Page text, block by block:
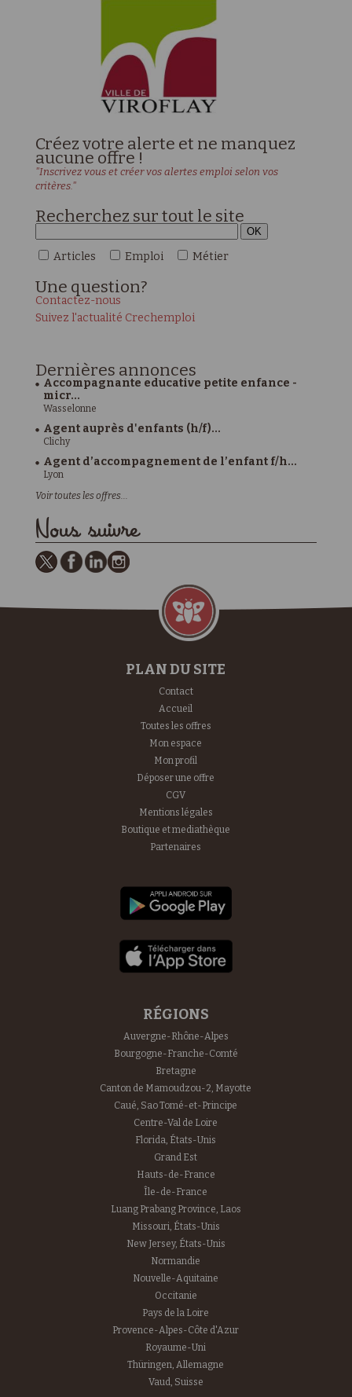
Créez votre alerte et ne manquez
aucune offre !
"Inscrivez vous et créer vos alertes emploi selon vos
critères."
Recherchez sur tout le site
Articles Emploi Métier
Une question?
Contactez-nous
Suivez l'actualité Crechemploi
Dernières annonces
Accompagnante educative petite enfance -
micr...
Wasselonne
Agent auprès d'enfants (h/f)...
Clichy
Agent d’accompagnement de l’enfant f/h...
Lyon
Voir toutes les offres...
Nous suivre
PLAN DU SITE
Contact
Accueil
Toutes les offres
Mon espace
Mon profil
Déposer une offre
CGV
Mentions légales
Boutique et mediathèque
Partenaires
RÉGIONS
Auvergne-Rhône-Alpes
Bourgogne-Franche-Comté
Bretagne
Canton de Mamoudzou-2, Mayotte
Caué, Sao Tomé-et-Principe
Centre-Val de Loire
Florida, États-Unis
Grand Est
Hauts-de-France
Île-de-France
Luang Prabang Province, Laos
Missouri, États-Unis
New Jersey, États-Unis
Normandie
Nouvelle-Aquitaine
Occitanie
Pays de la Loire
Provence-Alpes-Côte d'Azur
Royaume-Uni
Thüringen, Allemagne
Vaud, Suisse